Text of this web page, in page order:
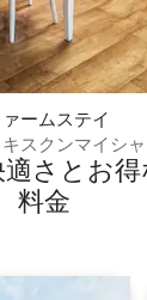
ームステイ
スクンマイシャ
さ⁠とお⁠
料⁠金